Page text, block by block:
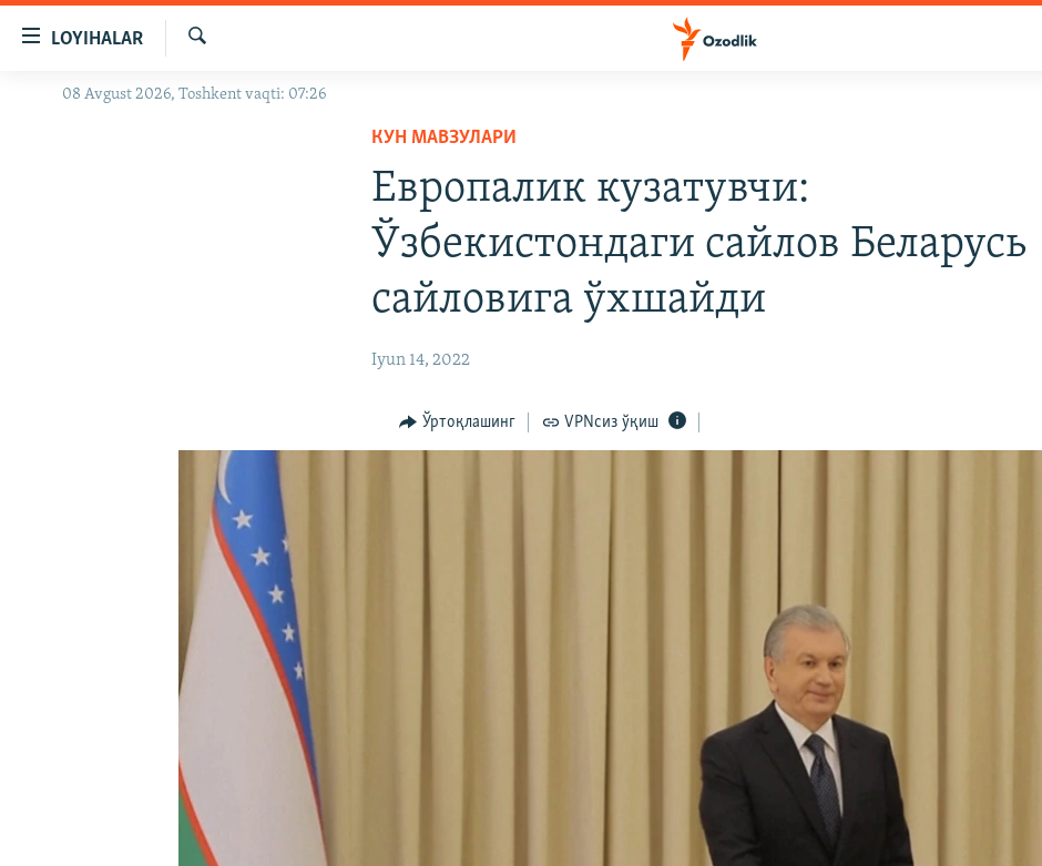
Бош
LOYIHALAR
OZODLIK SURISHTIRUVLARI
Излаш
08 Avgust 2026, Toshkent vaqti: 07:26
КУН МАВЗУЛАРИ
Европалик кузатувчи:
Ўзбекистондаги сайлов Беларусь
сайловига ўхшайди
Iyun 14, 2022
Ўртоқлашинг VPNсиз ўқиш